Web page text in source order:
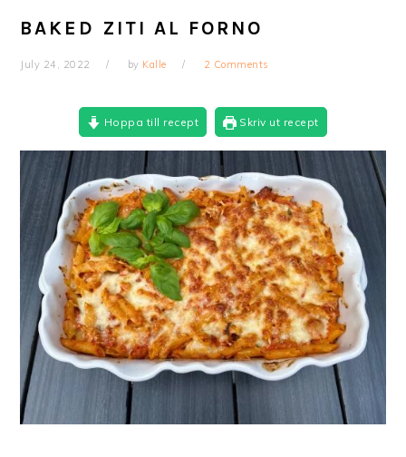
BAKED ZITI AL FORNO
July 24, 2022 by Kalle 2 Comments
Hoppa till recept Skriv ut recept